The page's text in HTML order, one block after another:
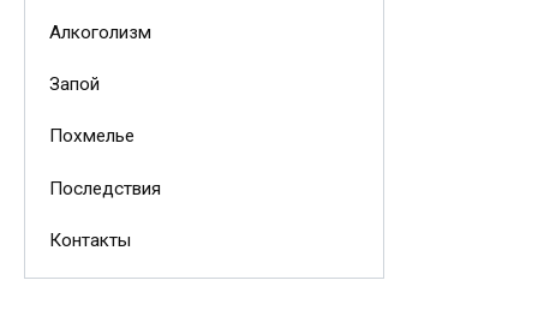
Алкоголизм
Запой
Похмелье
Последствия
Контакты